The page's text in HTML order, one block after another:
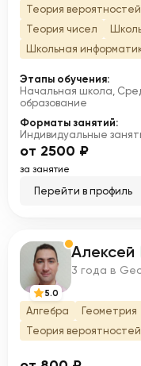
Теория вероятностей
Теория чисел
Школьная
Этапы обучения:
Начальная школа,
образование
Форматы занятий:
Индивидуальные
от 2500 ₽
за занятие
Перейти в профиль
А
5.0
Алексей
3 года в
Алгебра Геометрия
Теория вероятностей